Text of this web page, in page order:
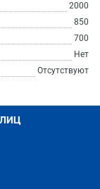
2000
850
700
Нет
Отсутствуют